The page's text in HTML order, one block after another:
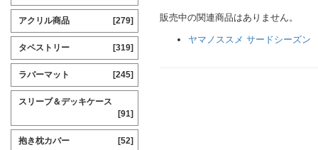
販売中の関連商品はありません。
ヤマノススメ サードシーズン
アクリル商品 [279]
タペストリー [319]
ラバーマット [245]
スリーブ＆デッキケース
[91]
抱き枕カバー [52]